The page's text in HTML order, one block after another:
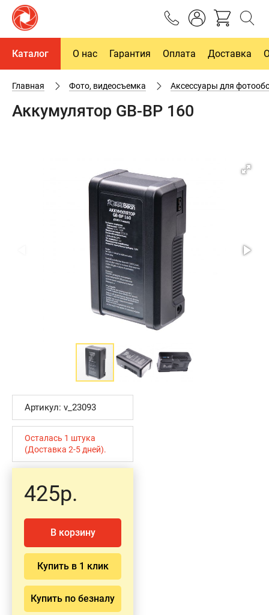
Каталог О нас Гарантия Оплата Доставка
Главная Фото, видеосъемка Аксессуары для
Аккумулятор GB-BP 160
Артикул: v_23093
Осталась 1 штука
(Доставка 2-5 дней).
425р.
В корзину
Купить в 1 клик
Купить по безналу